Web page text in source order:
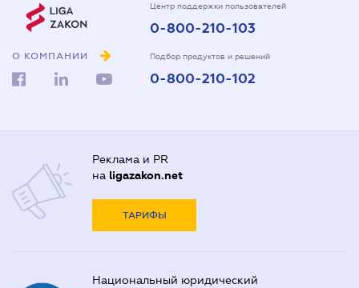
О КОМПАНИИ
Центр поддержки пользователей
0-800-210-103
Подбор продуктов и решений
0-800-210-102
Реклама и PR
на ligazakon.net
ТАРИФЫ
Национальный юридический